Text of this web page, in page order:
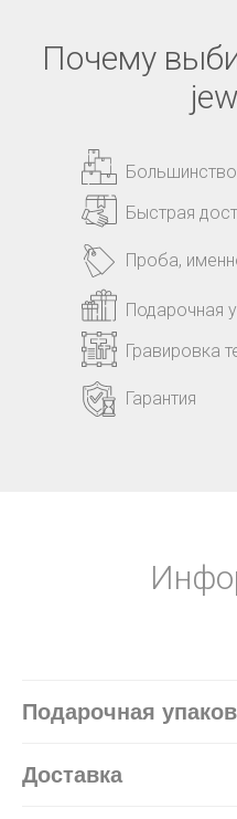
Почему
Большинство
Быстрая
Подарочная
Гравировка
Проба,
Гарантия
Подарочная
Доставка